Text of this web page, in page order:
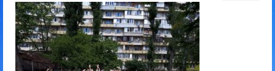
Батькам та учням
Прозорість та відкритість